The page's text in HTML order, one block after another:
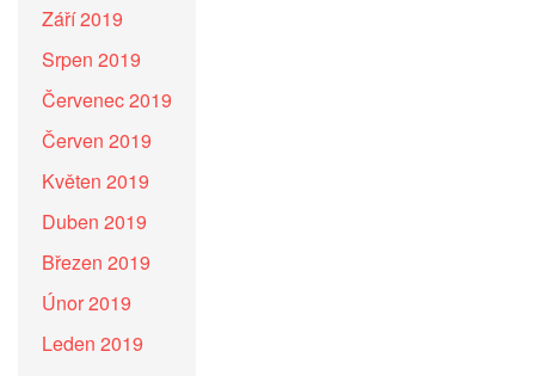
Září 2019
Srpen 2019
Červenec 2019
Červen 2019
Květen 2019
Duben 2019
Březen 2019
Únor 2019
Leden 2019